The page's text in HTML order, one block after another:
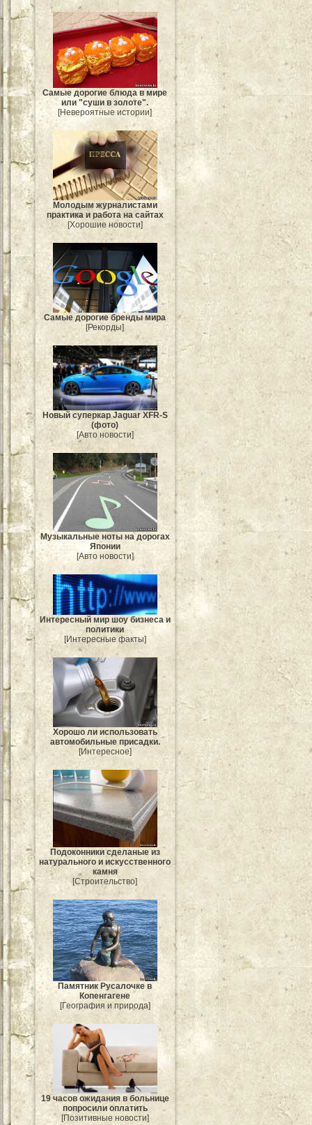
Самые дорогие блюда в мире
или "суши в золоте".
[Невероятные истории]
Молодым журналистами
практика и работа на сайтах
[Хорошие новости]
Самые дорогие бренды мира
[Рекорды]
Новый суперкар Jaguar XFR-S
(фото)
[Авто новости]
Музыкальные ноты на дорогах
Японии
[Авто новости]
Интересный мир шоу бизнеса и
политики
[Интересные факты]
Хорошо ли использовать
автомобильные присадки.
[Интересное]
Подоконники сделаные из
натурального и искусственного
камня
[Строительство]
Памятник Русалочке в
Копенгагене
[География и природа]
19 часов ожидания в больнице
попросили оплатить
[Позитивные новости]